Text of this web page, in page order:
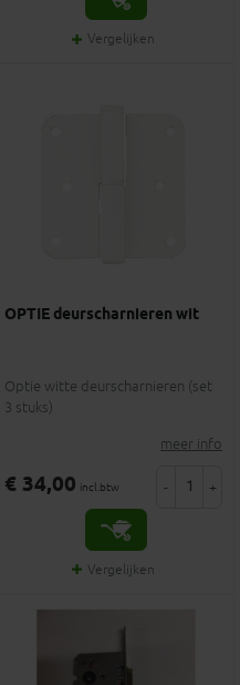
Vergelijken
OPTIE deurscharnieren wit
Optie witte deurscharnieren (set
3 stuks)
meer info
€ 34,00 incl.btw - +
Vergelijken